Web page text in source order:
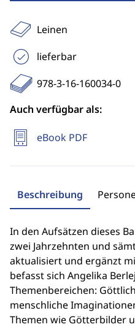
Leinen
lieferbar
978-3-16-160034-0
Auch verfügbar als:
eBook PDF
Beschreibung
In den Aufsätzen dieses
zwei Jahrzehnten und
aktualisiert und ergänzt
befasst sich Angelika
Themenbereichen:
menschliche
Themen wie Götterbilder